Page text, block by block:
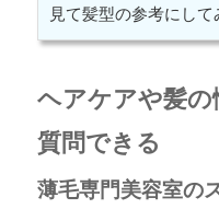
見て髪型の参考にして
ヘアケアや髪
質問できる
薄毛専門美容室の